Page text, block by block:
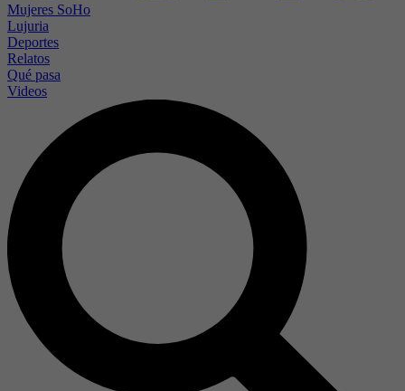
Mujeres SoHo
Lujuria
Deportes
Relatos
Qué pasa
Videos